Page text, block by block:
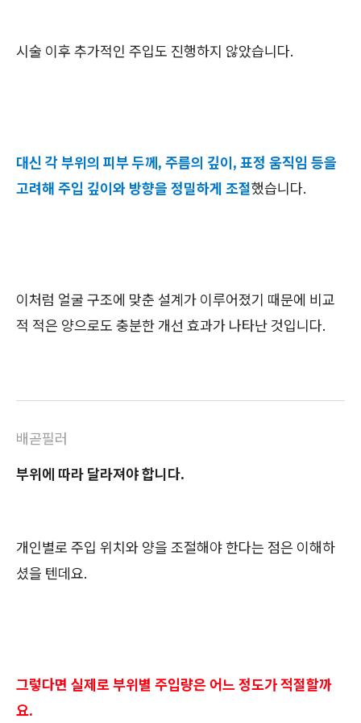
시술 이후 추가적인 주입도 진행하지 않았습니다.
대신 각 부위의 피부 두께, 주름의 깊이, 표정 움직임 등을
고려해 주입 깊이와 방향을 정밀하게 조절했습니다.
이처럼 얼굴 구조에 맞춘 설계가 이루어졌기 때문에 비교
적 적은 양으로도 충분한 개선 효과가 나타난 것입니다.
배곧필러
부위에 따라 달라져야 합니다.
개인별로 주입 위치와 양을 조절해야 한다는 점은 이해하
셨을 텐데요.
그렇다면 실제로 부위별 주입량은 어느 정도가 적절할까
요.